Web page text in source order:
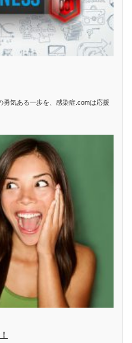
気ある一歩を、感染症.comは応援